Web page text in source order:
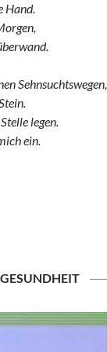
Hand.
Sehnsuchtswegen,
legen.
ein.
GESUNDHEIT